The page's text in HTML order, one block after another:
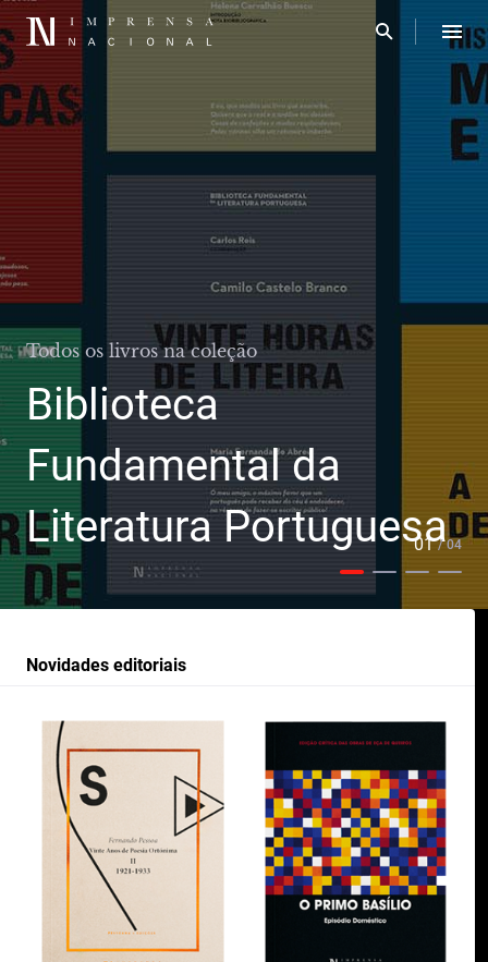
Todos os livros na coleção
Biblioteca
Fundamental da
Literatura Portuguesa
01/ 04
Novidades editoriais